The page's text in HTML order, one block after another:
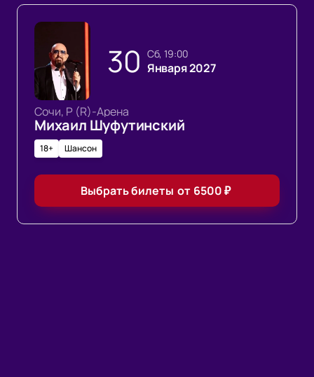
30 сб, 19:00
Января 2027
Сочи, Р (R)-Арена
Михаил Шуфутинский
18+ Шансон
Выбрать билеты от 6500₽